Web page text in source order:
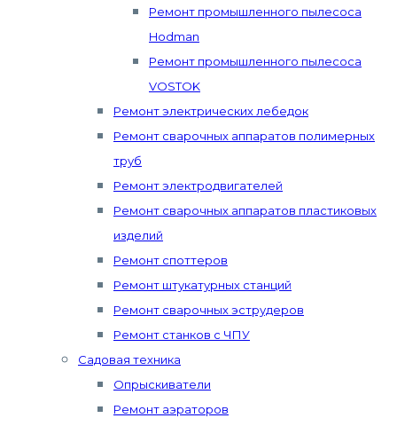
Ремонт промышленного пылесоса
Hodman
Ремонт промышленного пылесоса
VOSTOK
Ремонт электрических лебедок
Ремонт сварочных аппаратов полимерных
труб
Ремонт электродвигателей
Ремонт сварочных аппаратов пластиковых
изделий
Ремонт споттеров
Ремонт штукатурных станций
Ремонт сварочных эструдеров
Ремонт станков с ЧПУ
Садовая техника
Опрыскиватели
Ремонт аэраторов